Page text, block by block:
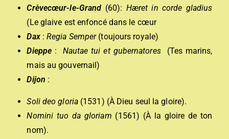
Crèvecœur-le-Grand (60): Hæret in corde gladius
(Le glaive est enfoncé dans le cœur
Dax:Regia Semper(toujours royale)
Dieppe : Nautae tui et gubernatores(Tes marins,
mais au gouvernail)
Dijon :
Soli deo gloria (1531) (À Dieu seul la gloire).
Nomini tuo da gloriam (1561) (À la gloire de ton
nom).